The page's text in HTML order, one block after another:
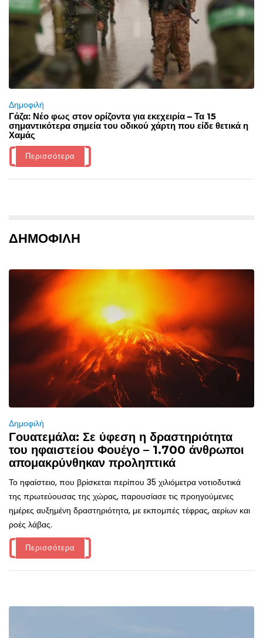
Δημοφιλή
Γάζα: Νέο φως στον ορίζοντα για εκεχειρία – Τα 15
σημαντικότερα σημεία του οδικού χάρτη που είδε θετικά η
Χαμάς
Περισσότερα
ΔΗΜΟΦΙΛΗ
Δημοφιλή
Γουατεμάλα: Σε ύφεση η δραστηριότητα
του ηφαιστείου Φουέγο – 1.700 άνθρωποι
απομακρύνθηκαν προληπτικά
Το ηφαίστειο, που βρίσκεται περίπου 35 χιλιόμετρα νοτιοδυτικά
της πρωτεύουσας της χώρας, παρουσίασε τις προηγούμενες
ημέρες αυξημένη δραστηριότητα, με εκπομπές τέφρας, αερίων και
ροές λάβας.
Περισσότερα